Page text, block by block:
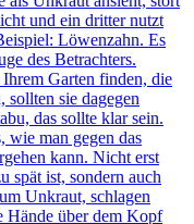
und ein dritter nutzt
Löwenzahn. Es
des Betrachters.
Garten finden, die
sollten sie dagegen
das sollte klar sein.
wie man gegen das
kann. Nicht erst
spät ist, sondern auch
Unkraut, schlagen
Hände über dem Kopf